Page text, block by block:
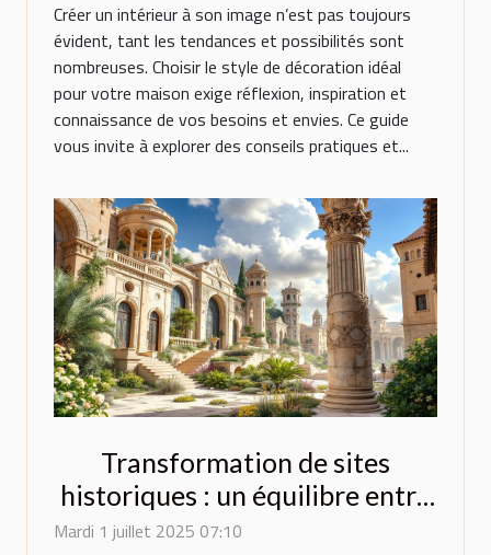
Créer un intérieur à son image n’est pas toujours
évident, tant les tendances et possibilités sont
nombreuses. Choisir le style de décoration idéal
pour votre maison exige réflexion, inspiration et
connaissance de vos besoins et envies. Ce guide
vous invite à explorer des conseils pratiques et...
Transformation de sites
historiques : un équilibre entre
innovation et préservation
Mardi 1 juillet 2025 07:10